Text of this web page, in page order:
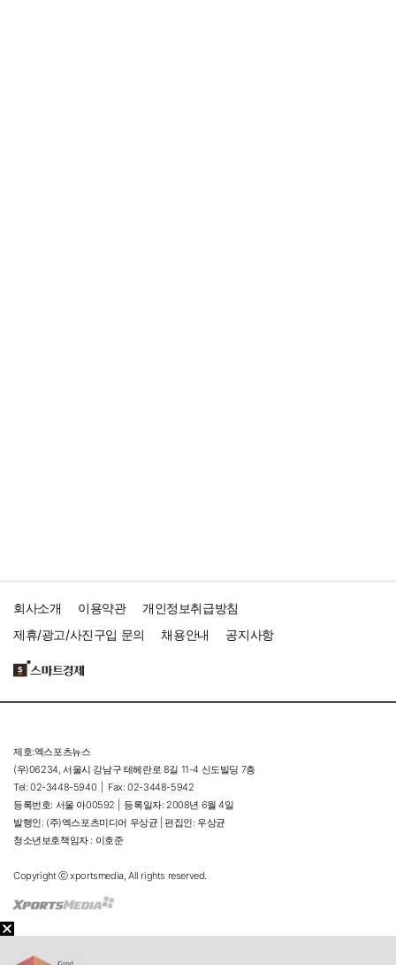
회사소개 이용약관
개인정보취급방침
제휴/광고/사진구입 문의
채용안내 공지사항
제호:엑스포츠뉴스
(우)06234, 서울시 강남구 테헤란로 8길 11-4 신도빌딩 7층
Tel: 02-3448-5940 |
Fax: 02-3448-5942
등록번호: 서울 아00592 |
등록일자: 2008년 6월 4일
발행인: (주)엑스포츠미디어 우상균 | 편집인: 우상균
청소년보호책임자 : 이호준
Copyright ⓒ xportsmedia, All rights reserved.